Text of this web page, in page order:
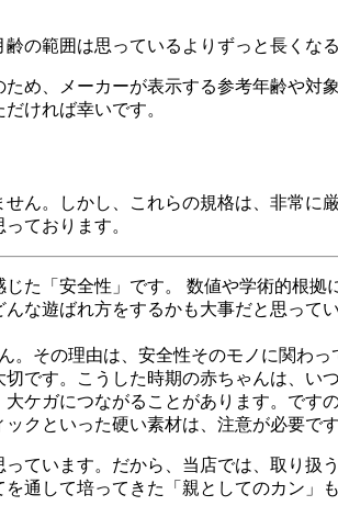
の範囲は思っているよりずっと長くなる
め、メーカーが表示する参考年齢や対
ければ幸いです。
ん。しかし、これらの規格は、非常に
ております。
た「安全性」です。 数値や学術的根拠
な遊ばれ方をするかも大事だと思って
その理由は、安全性そのモノに関わっ
です。こうした時期の赤ちゃんは、い
ケガにつながることがあります。です
クといった硬い素材は、注意が必要です
ています。だから、当店では、取り扱
通して培ってきた「親としてのカン」